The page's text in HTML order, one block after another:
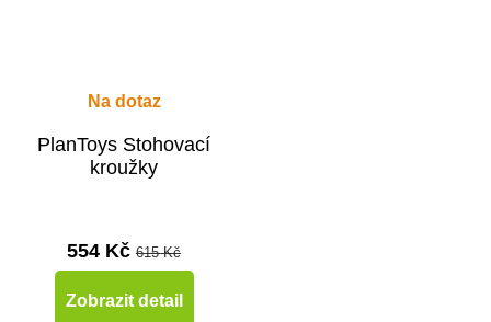
Na dotaz
PlanToys Stohovací
kroužky
554 Kč 615 Kč
Zobrazit detail